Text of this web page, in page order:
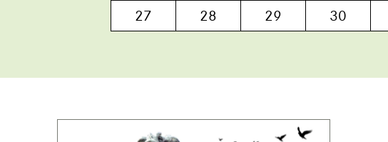
27
28 29 30